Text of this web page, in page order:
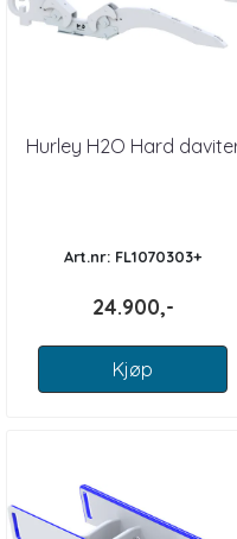
Hurley H2O Hard
Art.nr: FL1070303+
24.900,-
Kjøp